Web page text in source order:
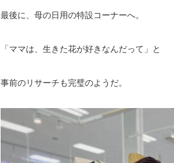
最後に、母の日用の特設コーナーへ。
「ママは、生きた花が好きなんだって」と
事前のリサーチも完璧のようだ。